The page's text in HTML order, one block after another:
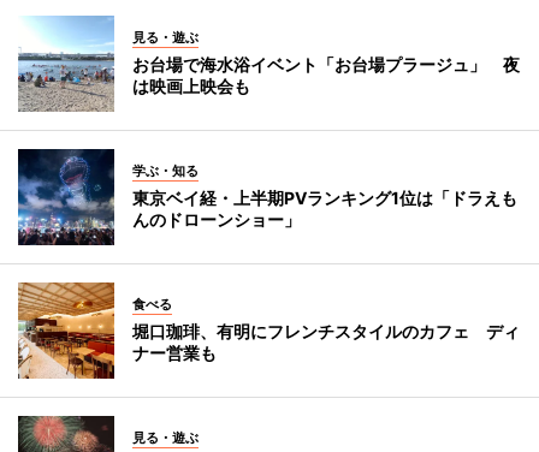
見る・遊ぶ
お台場で海水浴イベント「お台場プラージュ」 夜
は映画上映会も
学ぶ・知る
東京ベイ経・上半期PVランキング1位は「ドラえも
んのドローンショー」
食べる
堀口珈琲、有明にフレンチスタイルのカフェ ディ
ナー営業も
見る・遊ぶ